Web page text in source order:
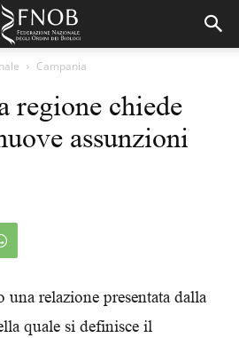
Campania
regione chiede
assunzioni
relazione presentata dalla
quale si definisce il